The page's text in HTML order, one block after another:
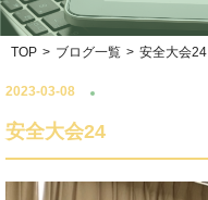
TOP > ブログ一覧 > 安全大会24
2023-03-08
安全大会24